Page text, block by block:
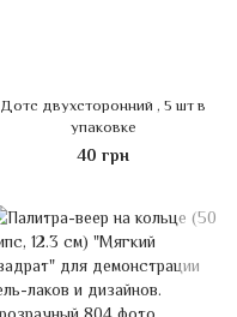
Дотс двухсторонний , 5 шт в
упаковке
40 грн